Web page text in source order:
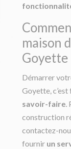
maison
Goyette
Démarrer
Goyette, c’est
savoir-faire.
construction
contactez-
fournir un